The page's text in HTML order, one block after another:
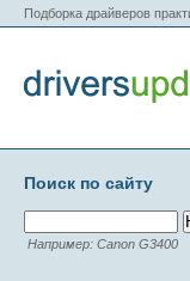
Подборка драйверов
Поиск по сайту
Например: Canon G3400